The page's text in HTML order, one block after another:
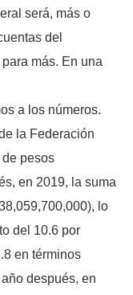
será, más o
del
más. En una
a los números.
la Federación
pesos
en 2019, la suma
lo
del 10.6 por
en términos
después, en